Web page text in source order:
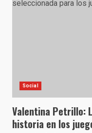
Social
Valentina Petrillo:
historia en los